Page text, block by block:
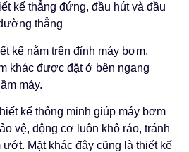
kế thẳng đứng, đầu hút và đầu
thẳng
kế nằm trên đỉnh máy bơm.
khác được đặt ở bên ngang
máy.
kế thông minh giúp máy bơm
vệ, động cơ luôn khô ráo, tránh
Mặt khác đây cũng là thiết kế